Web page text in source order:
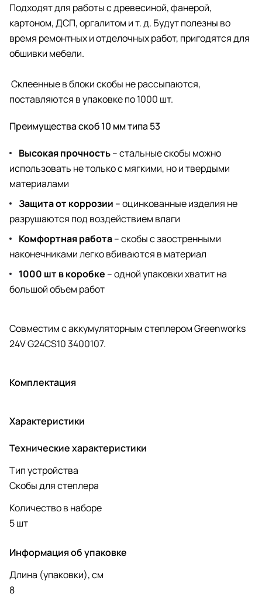
Подходят для работы с древесиной, фанерой,
картоном, ДСП, оргалитом и т. д. Будут полезны во
время ремонтных и отделочных работ, пригодятся для
обшивки мебели.
Склеенные в блоки скобы не рассыпаются,
поставляются в упаковке по 1000 шт.
Преимущества скоб 10 мм типа 53
Высокая прочность– стальные скобы можно
использовать не только с мягкими, но и твердыми
материалами
Защита от коррозии – оцинкованные изделия не
разрушаются под воздействием влаги
Комфортная работа– скобы с заостренными
наконечниками легко вбиваются в материал
1000 шт в коробке – одной упаковки хватит на
большой объем работ
Совместим саккумуляторным степлеромGreenworks
24V G24CS10 3400107.
Комплектация
Характеристики
Технические характеристики
Тип устройства
Скобы для степлера
Количество в наборе
5 шт
Информация об упаковке
Длина (упаковки), см
8